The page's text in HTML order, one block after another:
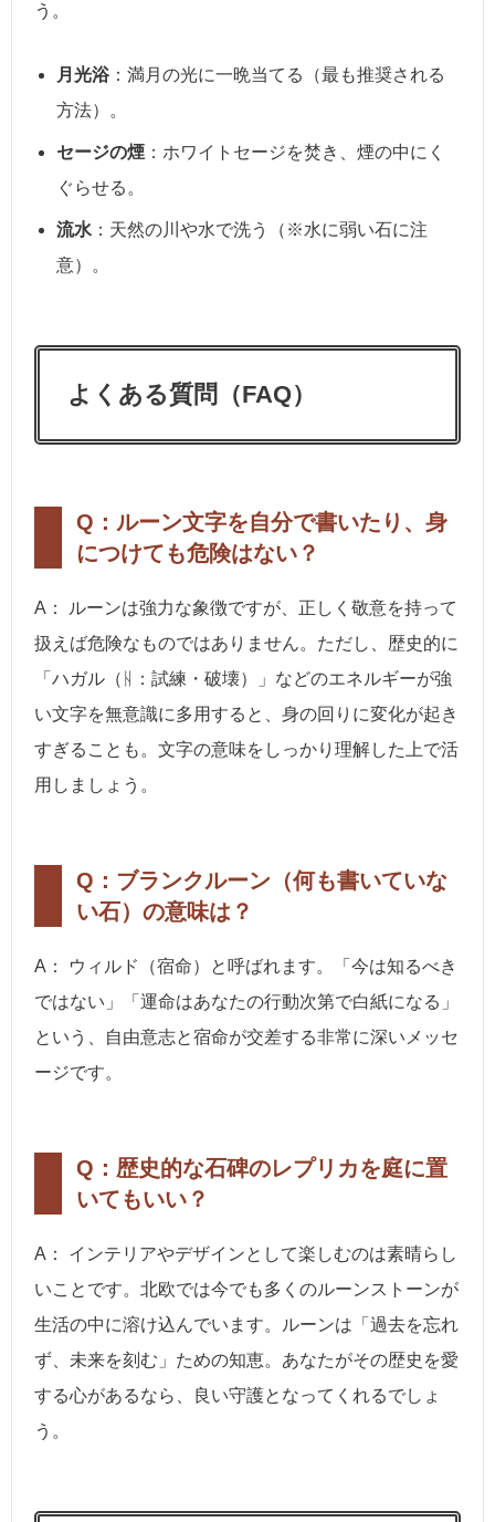
う。
月光浴 ：満月の光に一晩当てる（最も推奨される
方法）。
セージの煙 ：ホワイトセージを焚き、煙の中にく
ぐらせる。
流水 ：天然の川や水で洗う（※水に弱い石に注
意）。
よくある質問（FAQ）
Q：ルーン文字を自分で書いたり、身
につけても危険はない？
A： ルーンは強力な象徴ですが、正しく敬意を持って
扱えば危険なものではありません。ただし、歴史的に
「ハガル（ᚺ：試練・破壊）」などのエネルギーが強
い文字を無意識に多用すると、身の回りに変化が起き
すぎることも。文字の意味をしっかり理解した上で活
用しましょう。
Q：ブランクルーン（何も書いていな
い石）の意味は？
A： ウィルド（宿命）と呼ばれます。「今は知るべき
ではない」「運命はあなたの行動次第で白紙になる」
という、自由意志と宿命が交差する非常に深いメッセ
ージです。
Q：歴史的な石碑のレプリカを庭に置
いてもいい？
A： インテリアやデザインとして楽しむのは素晴らし
いことです。北欧では今でも多くのルーンストーンが
生活の中に溶け込んでいます。ルーンは「過去を忘れ
ず、未来を刻む」ための知恵。あなたがその歴史を愛
する心があるなら、良い守護となってくれるでしょ
う。